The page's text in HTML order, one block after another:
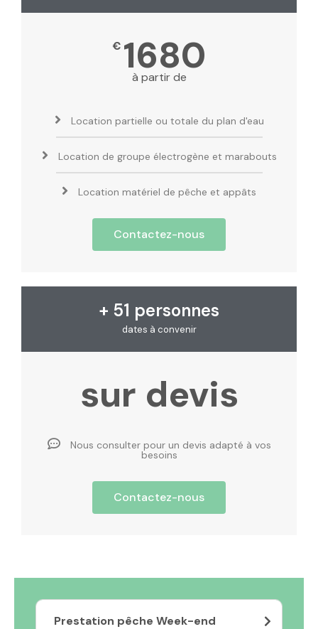
€ 1680
à partir de
Location partielle ou totale du plan d'eau
Location de groupe électrogène et marabouts
Location matériel de pêche et appâts
Contactez-nous
+ 51 personnes
dates à convenir
sur devis
Nous consulter pour un devis adapté à vos
besoins
Contactez-nous
Prestation pêche Week-end